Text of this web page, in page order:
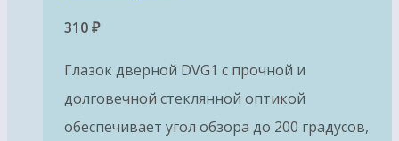
310₽
Глазок дверной DVG1 с прочной и
долговечной стеклянной оптикой
обеспечивает угол обзора до 200 градусов,